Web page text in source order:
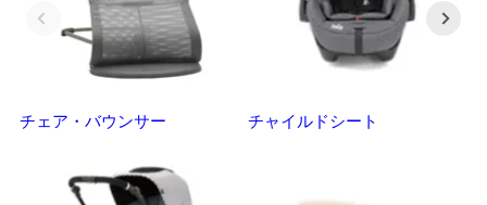
チェア・バウンサー チャイルドシート